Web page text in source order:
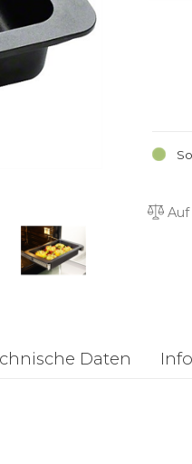
Auf
Daten